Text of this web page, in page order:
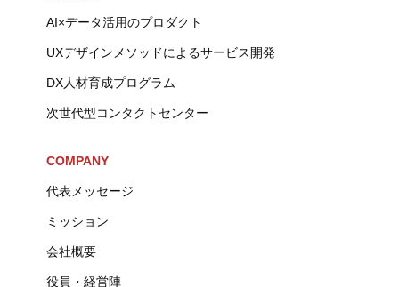
AI×データ活用のプロダクト
UXデザインメソッドによるサービス開発
DX人材育成プログラム
次世代型コンタクトセンター
COMPANY
代表メッセージ
ミッション
会社概要
役員・経営陣